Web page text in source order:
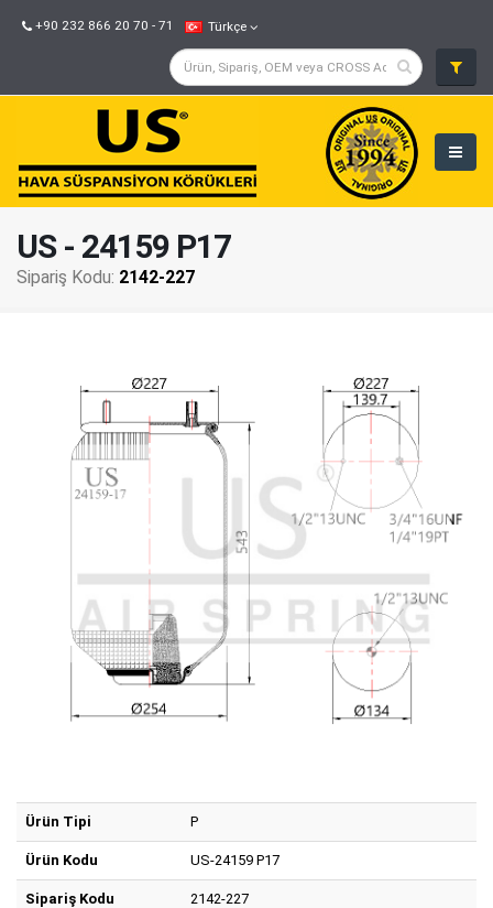
+90 232 866 20 70 - 71 Türkçe
US - 24159 P17
Sipariş Kodu: 2142-227
Ürün Tipi P
Ürün Kodu US-24159 P17
Sipariş Kodu 2142-227